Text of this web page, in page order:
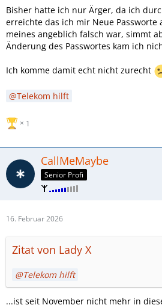
Bisher hatte ich nur Ärger, da ich
erreichte das ich mir Neue Passworte
meines angeblich falsch war, simmt
Änderung des Passwortes kam ich
Ich komme damit echt nicht zurecht
Telekom hilft
1
CallMeMaybe
Senior Profi
16. Februar 2026
Zitat von Lady X
Telekom hilft
...ist seit November nicht mehr in